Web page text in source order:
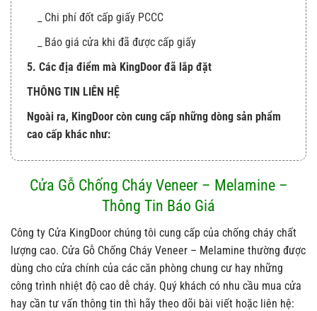
_ Chi phí đốt cấp giấy PCCC
_ Báo giá cửa khi đã được cấp giấy
5. Các địa điểm mà KingDoor đã lắp đặt
THÔNG TIN LIÊN HỆ
Ngoài ra, KingDoor còn cung cấp những dòng sản phẩm
cao cấp khác như:
Cửa Gỗ Chống Cháy Veneer – Melamine –
Thông Tin Báo Giá
Công ty Cửa KingDoor chúng tôi cung cấp của chống cháy chất
lượng cao. Cửa Gỗ Chống Cháy Veneer – Melamine thường được
dùng cho cửa chính của các căn phòng chung cư hay những
công trình nhiệt độ cao dễ cháy. Quý khách có nhu cầu mua cửa
hay cần tư vấn thông tin thì hãy theo dõi bài viết hoặc liên hệ: